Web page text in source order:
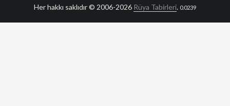
Her hakkı saklıdır © 2006-2026 Rüya Tabirleri. 0.0239